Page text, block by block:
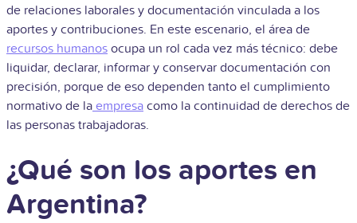
de relaciones laborales y documentación vinculada a los
aportes y contribuciones. En este escenario, el área de
recursos humanos ocupa un rol cada vez más técnico: debe
liquidar, declarar, informar y conservar documentación con
precisión, porque de eso dependen tanto el cumplimiento
normativo de la empresa como la continuidad de derechos de
las personas trabajadoras.
¿Qué son los aportes en
Argentina?